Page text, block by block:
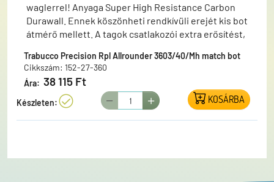
waglerrel! Anyaga Super High Resistance Carbon
Durawall. Ennek köszönheti rendkívüli erejét kis bot
átmérő mellett. A tagok csatlakozói extra erősítést,
Trabucco Precision Rpl Allrounder 3603/40/Mh match bot
Cikkszám: 152-27-360
Ára: 38 115 Ft
Készleten: KOSÁRBA